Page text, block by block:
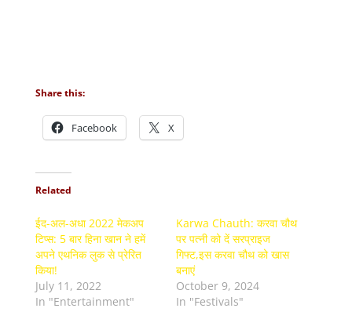
Share this:
Facebook X
Related
ईद-अल-अधा 2022 मेकअप
टिप्स: 5 बार हिना खान ने हमें
अपने एथनिक लुक से प्रेरित
किया!
July 11, 2022
In "Entertainment"
Karwa Chauth: करवा चौथ
पर पत्नी को दें सरप्राइज
गिफ्ट,इस करवा चौथ को खास
बनाएं
October 9, 2024
In "Festivals"